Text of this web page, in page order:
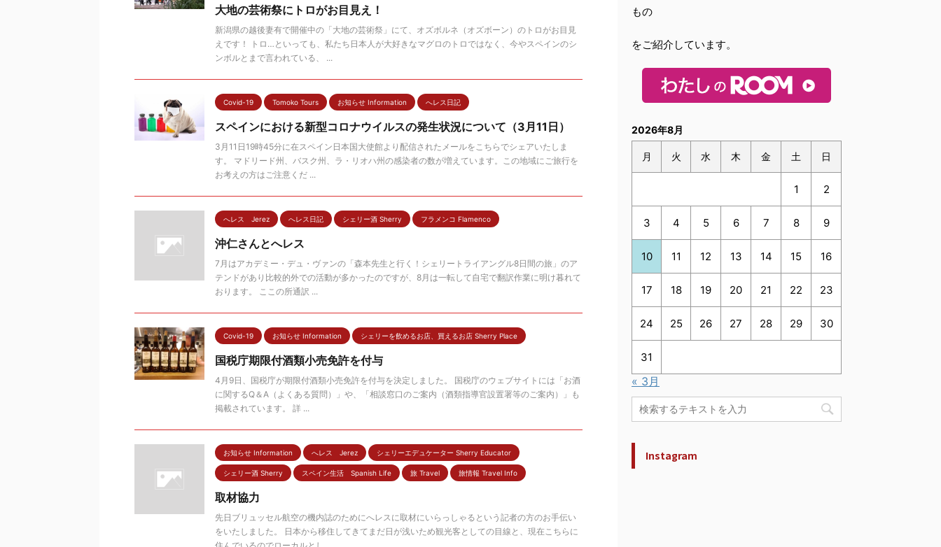
大地の芸術祭にトロがお目見え！
新潟県の越後妻有で開催中の「大地の芸術祭」にて、オズボルネ（オズボーン）のトロがお目見
えです！ トロ…といっても、私たち日本人が大好きなマグロのトロではなく、今やスペインのシ
ンボルとまで言われている、 ...
Covid-19 Tomoko Tours お知らせ Information へレス日記
スペインにおける新型コロナウイルスの発生状況について（3月11日）
3月11日19時45分に在スペイン日本国大使館より配信されたメールをこちらでシェアいたしま
す。 マドリード州、バスク州、ラ・リオハ州の感染者の数が増えています。この地域にご旅行を
お考えの方はご注意くだ ...
へレス Jerez へレス日記 シェリー酒 Sherry フラメンコ Flamenco
沖仁さんとへレス
7月はアカデミー・デュ・ヴァンの「森本先生と行く！シェリートライアングル8日間の旅」のア
テンドがあり比較的外での活動が多かったのですが、8月は一転して自宅で翻訳作業に明け暮れて
おります。 ここの所通訳 ...
Covid-19 お知らせ Information シェリーを飲めるお店、買えるお店 Sherry Place
国税庁期限付酒類小売免許を付与
4月9日、国税庁が期限付酒類小売免許を付与を決定しました。 国税庁のウェブサイトには「お酒
に関するQ＆A（よくある質問）」や、「相談窓口のご案内（酒類指導官設置署等のご案内）」も
掲載されています。 詳 ...
お知らせ Information へレス Jerez シェリーエデュケーター Sherry Educator
シェリー酒 Sherry スペイン生活 Spanish Life 旅 Travel 旅情報 Travel Info
取材協力
先日ブリュッセル航空の機内誌のためにへレスに取材にいらっしゃるという記者の方のお手伝い
をいたしました。 日本から移住してきてまだ日が浅いため観光客としての目線と、現在こちらに
もの
をご紹介しています。
2026年8月
月 火 水 木 金 土 日
1 2
3 4 5 6 7 8 9
10 11 12 13 14 15 16
17 18 19 20 21 22 23
24 25 26 27 28 29 30
31
« 3月
Instagram